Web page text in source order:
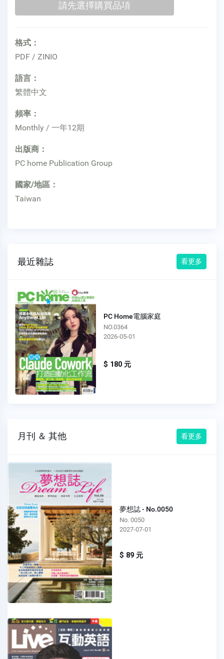
格式：
PDF / ZINIO
語言：
繁體中文
頻率：
Monthly / 一年12期
出版商：
PC home Publication Group
國家/地區：
Taiwan
最近雜誌 看更多
PC Home電腦家庭
NO.0364
2026-05-01
$ 180 元
月刊 ＆ 其他 看更多
夢想誌 - No.0050
No. 0050
2027-07-01
$ 89 元